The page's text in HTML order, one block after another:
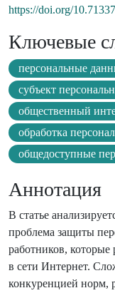
https://doi.org/
Ключевые
персональные
субъект
общественный
обработка
общедоступные
Аннотация
В статье
проблема защиты
работников, которые
в сети Интернет.
конкуренцией норм,